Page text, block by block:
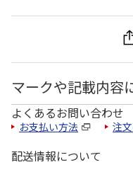
マークや記載内容
よくあるお問い合わせ
お支払い方法 注
配送情報について